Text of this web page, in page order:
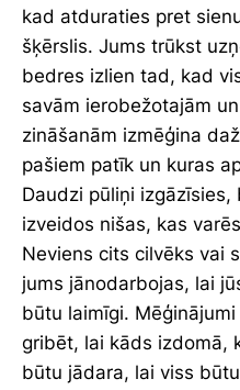
kad atduraties pret
šķērslis. Jums trūkst
bedres izlien tad, kad
savām ierobežotajām
zināšanām izmēģina
pašiem patīk un kuras
Daudzi pūliņi
izveidos nišas, kas
Neviens cits cilvēks vai
jums jānodarbojas, lai
būtu laimīgi.
gribēt, lai kāds izdomā,
būtu jādara, lai viss